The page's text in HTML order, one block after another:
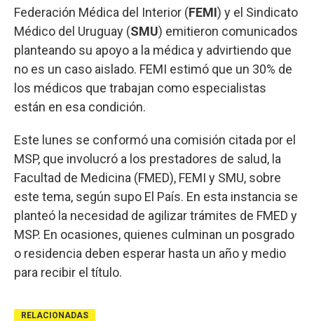
Federación Médica del Interior (FEMI) y el Sindicato
Médico del Uruguay (SMU) emitieron comunicados
planteando su apoyo a la médica y advirtiendo que
no es un caso aislado. FEMI estimó que un 30% de
los médicos que trabajan como especialistas
están en esa condición.
Este lunes se conformó una comisión citada por el
MSP, que involucró a los prestadores de salud, la
Facultad de Medicina (FMED), FEMI y SMU, sobre
este tema, según supo El País. En esta instancia se
planteó la necesidad de agilizar trámites de FMED y
MSP. En ocasiones, quienes culminan un posgrado
o residencia deben esperar hasta un año y medio
para recibir el título.
RELACIONADAS